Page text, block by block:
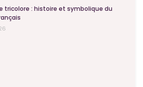
tricolore : histoire et symbolique du